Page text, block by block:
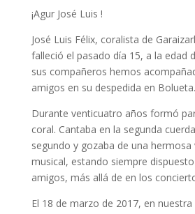
¡Agur José Luis !
José Luis Félix, coralista de
falleció el pasado día 15, a la edad
sus compañeros hemos
amigos en su despedida en Bolueta.
Durante venticuatro años formó
coral. Cantaba en la segunda
segundo y gozaba de una
musical, estando siempre
amigos, más allá de en los
El 18 de marzo de 2017, en